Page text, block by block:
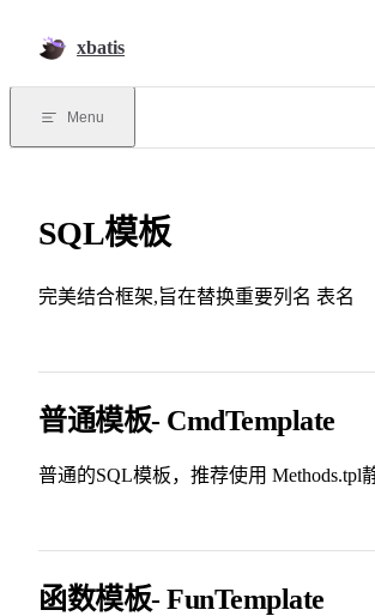
xbatis
Menu
SQL模板
完美结合框架,旨在替换重要列名 表名
普通模板- CmdTemplate
普通的SQL模板，推荐使用 Methods.tpl
函数模板- FunTemplate